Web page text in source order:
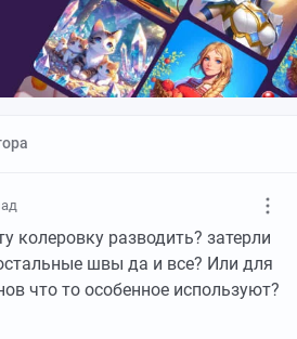
колеровку разводить? затерли
швы да и все? Или для
что то особенное используют?